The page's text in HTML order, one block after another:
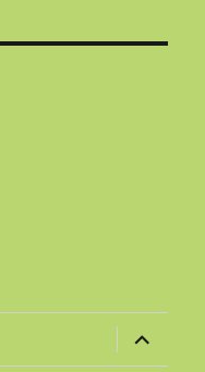
öffnen